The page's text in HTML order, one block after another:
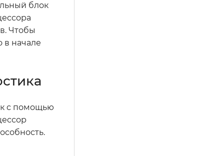
блок
Чтобы
в начале
с помощью